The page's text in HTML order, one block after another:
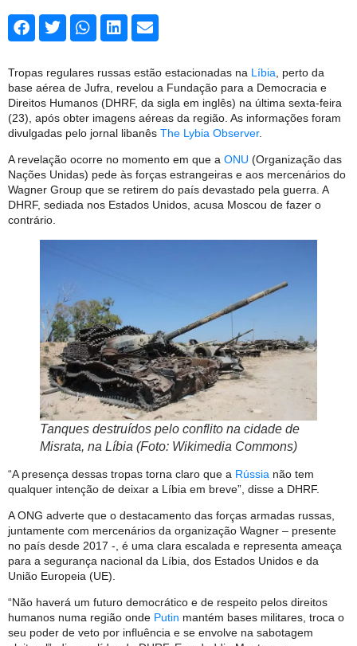
Tropas regulares russas estão estacionadas na Líbia , perto da
base aérea de Jufra, revelou a Fundação para a Democracia e
Direitos Humanos (DHRF, da sigla em inglês) na última sexta-feira
(23), após obter imagens aéreas da região. As informações foram
divulgadas pelo jornal libanês The Lybia Observer.
A revelação ocorre no momento em que a ONU (Organização das
Nações Unidas) pede às forças estrangeiras e aos mercenários do
Wagner Group que se retirem do país devastado pela guerra. A
DHRF, sediada nos Estados Unidos, acusa Moscou de fazer o
contrário.
Tanques destruídos pelo conflito na cidade de
Misrata, na Líbia (Foto: Wikimedia Commons)
“A presença dessas tropas torna claro que a Rússia não tem
qualquer intenção de deixar a Líbia em breve”, disse a DHRF.
A ONG adverte que o destacamento das forças armadas russas,
juntamente com mercenários da organização Wagner – presente
no país desde 2017 -, é uma clara escalada e representa ameaça
para a segurança nacional da Líbia, dos Estados Unidos e da
União Europeia (UE).
“Não haverá um futuro democrático e de respeito pelos direitos
humanos numa região onde Putin mantém bases militares, troca o
seu poder de veto por influência e se envolve na sabotagem